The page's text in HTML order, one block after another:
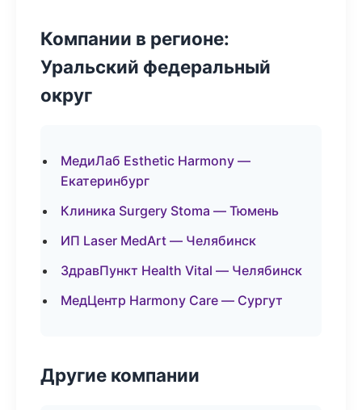
Компании в регионе:
Уральский федеральный
округ
МедиЛаб Esthetic Harmony —
Екатеринбург
Клиника Surgery Stoma — Тюмень
ИП Laser MedArt — Челябинск
ЗдравПункт Health Vital — Челябинск
МедЦентр Harmony Care — Сургут
Другие компании